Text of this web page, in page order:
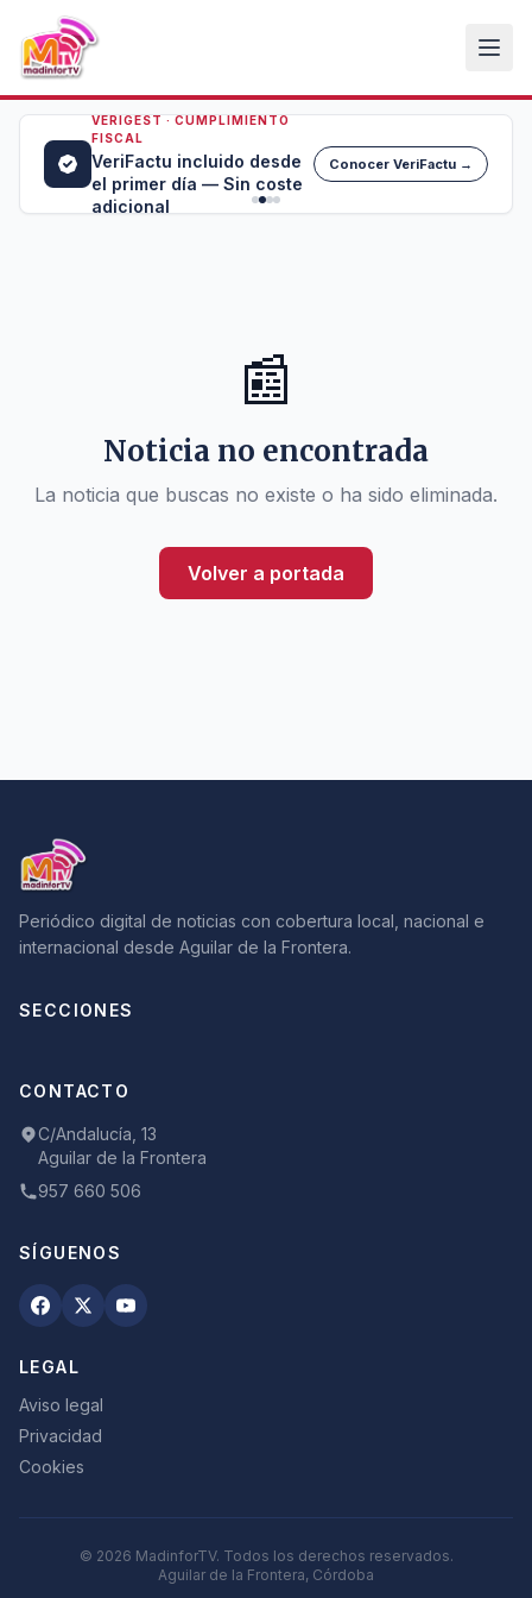
VERIGEST · CUMPLIMIENTO
FISCAL
VeriFactu incluido desde
el primer día — Sin coste
adicional
Conocer VeriFactu →
📰
Noticia no encontrada
La noticia que buscas no existe o ha sido eliminada.
Volver a portada
Periódico digital de noticias con cobertura local, nacional e
internacional desde Aguilar de la Frontera.
SECCIONES
CONTACTO
C/Andalucía, 13
Aguilar de la Frontera
957 660 506
SÍGUENOS
LEGAL
Aviso legal
Privacidad
Cookies
© 2026 MadinforTV. Todos los derechos reservados.
Aguilar de la Frontera, Córdoba